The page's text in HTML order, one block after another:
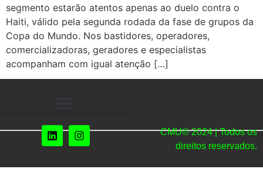
segmento estarão atentos apenas ao duelo contra o
Haiti, válido pela segunda rodada da fase de grupos da
Copa do Mundo. Nos bastidores, operadores,
comercializadoras, geradores e especialistas
acompanham com igual atenção […]
CMU© 2024 | Todos os
direitos reservados.